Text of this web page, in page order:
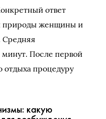
ответ
природы женщины и
Средняя
После первой
отдыха процедуру
какую